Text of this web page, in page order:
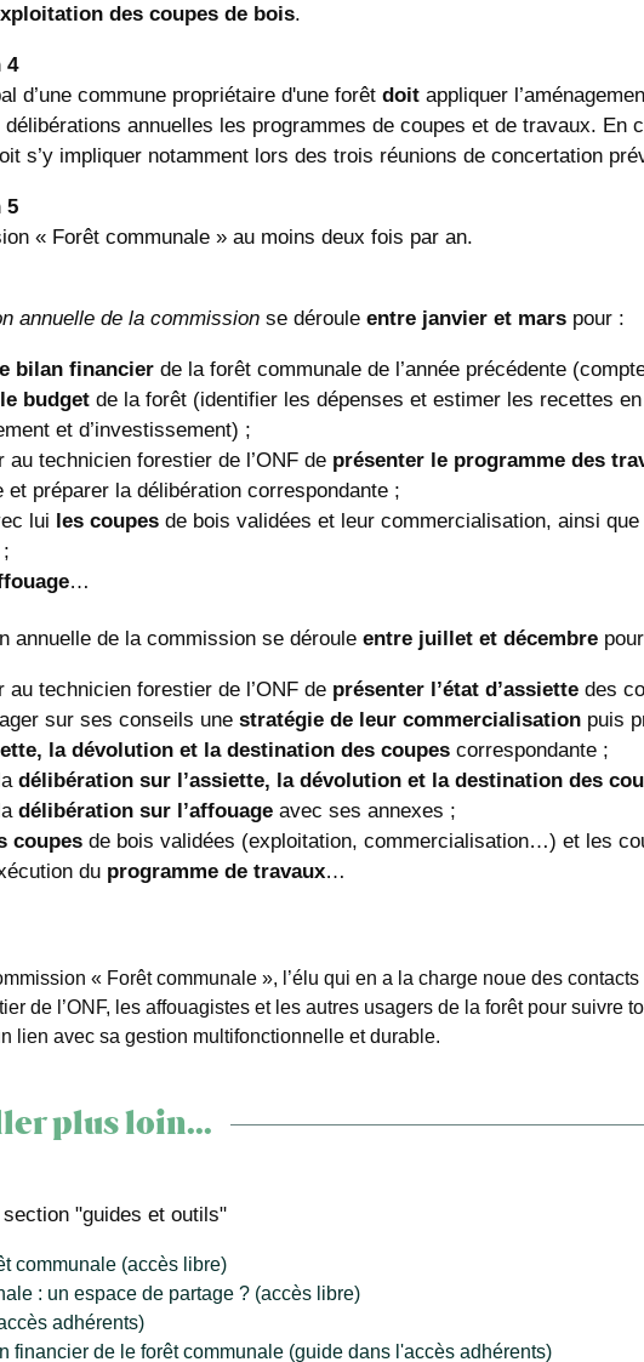
des coupes de bois.
4
d’une commune propriétaire d'une forêt doit appliquer
annuelles les programmes de coupes et de travaux. En
s’y impliquer notamment lors des trois réunions de concertation
5
« Forêt communale » au moins deux fois par an.
annuelle de la commission se déroule entre janvier et mars pour :
bilan financier de la forêt communale de l’année précédente
budget de la forêt (identifier les dépenses et estimer les recettes
et d’investissement) ;
au technicien forestier de l’ONF de présenter le programme des
et préparer la délibération correspondante ;
lui les coupes de bois validées et leur commercialisation, ainsi
…
annuelle de la commission se déroule entre juillet et décembre
au technicien forestier de l’ONF de présenter l’état d’assiette des
sur ses conseils une stratégie de leur commercialisation puis
la dévolution et la destination des coupes correspondante ;
délibération sur l’assiette, la dévolution et la destination des
délibération sur l’affouage avec ses annexes ;
coupes de bois validées (exploitation, commercialisation…) et les
du programme de travaux…
« Forêt communale », l’élu qui en a la charge noue des
de l’ONF, les affouagistes et les autres usagers de la forêt pour suivre
lien avec sa gestion multifonctionnelle et durable.
plus loin...
"guides et outils"
communale (accès libre)
: un espace de partage ? (accès libre)
adhérents)
financier de le forêt communale (guide dans l'accès adhérents)